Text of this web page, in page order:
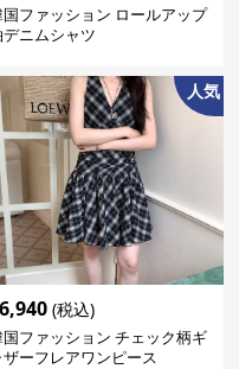
国ファッション ロールアップ
ニムシャツ
人気
(税込)
国ファッション チェック柄ギ
ザーフレアワンピース